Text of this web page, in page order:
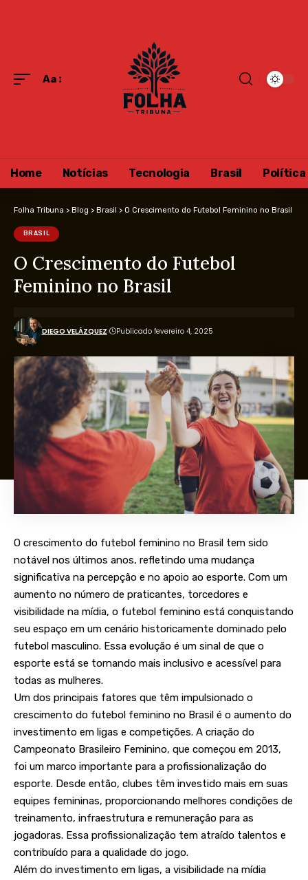
Aa
Home Notícias Tecnologia Brasil Política
Folha Tribuna > Blog > Brasil > O Crescimento do Futebol Feminino no Brasil
BRASIL
O Crescimento do Futebol
Feminino no Brasil
DIEGO VELÁZQUEZ Publicado fevereiro 4, 2025
O crescimento do futebol feminino no Brasil tem sido
notável nos últimos anos, refletindo uma mudança
significativa na percepção e no apoio ao esporte. Com um
aumento no número de praticantes, torcedores e
visibilidade na mídia, o futebol feminino está conquistando
seu espaço em um cenário historicamente dominado pelo
futebol masculino. Essa evolução é um sinal de que o
esporte está se tornando mais inclusivo e acessível para
todas as mulheres.
Um dos principais fatores que têm impulsionado o
crescimento do futebol feminino no Brasil é o aumento do
investimento em ligas e competições. A criação do
Campeonato Brasileiro Feminino, que começou em 2013,
foi um marco importante para a profissionalização do
esporte. Desde então, clubes têm investido mais em suas
equipes femininas, proporcionando melhores condições de
treinamento, infraestrutura e remuneração para as
jogadoras. Essa profissionalização tem atraído talentos e
contribuído para a qualidade do jogo.
Além do investimento em ligas, a visibilidade na mídia